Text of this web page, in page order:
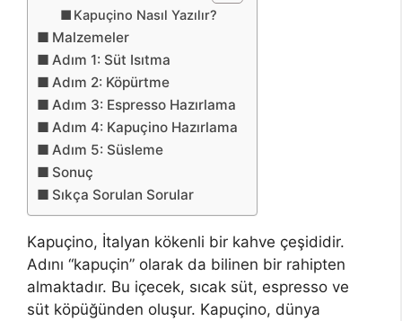
Kapuçino Nasıl Yazılır?
Malzemeler
Adım 1: Süt Isıtma
Adım 2: Köpürtme
Adım 3: Espresso Hazırlama
Adım 4: Kapuçino Hazırlama
Adım 5: Süsleme
Sonuç
Sıkça Sorulan Sorular
Kapuçino, İtalyan kökenli bir kahve çeşididir.
Adını “kapuçin” olarak da bilinen bir rahipten
almaktadır. Bu içecek, sıcak süt, espresso ve
süt köpüğünden oluşur. Kapuçino, dünya